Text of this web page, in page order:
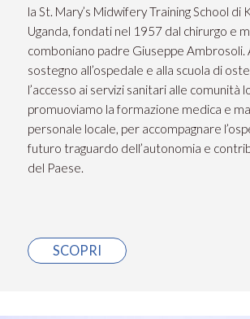
la St. Mary’s Midwifery Training School di
Uganda, fondati nel 1957 dal chirurgo e
comboniano padre Giuseppe
sostegno all’ospedale e alla scuola di
l’accesso ai servizi sanitari alle comunità
promuoviamo la formazione medica e
personale locale, per accompagnare
futuro traguardo dell’autonomia e
del Paese.
SCOPRI